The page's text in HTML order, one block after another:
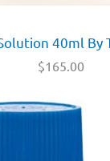
40ml By
$165.00